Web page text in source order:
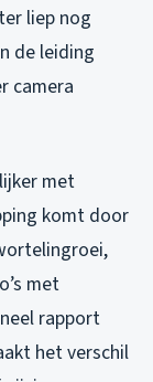
liep nog
de leiding
camera
met
komt door
met
rapport
het verschil